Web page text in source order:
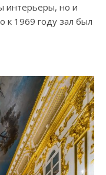
интерьеры, но и
к 1969 году зал был